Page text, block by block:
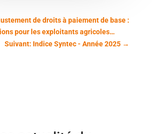
de droits à paiement de base :
pour les exploitants agricoles…
Suivant: Indice Syntec - Année 2025 →